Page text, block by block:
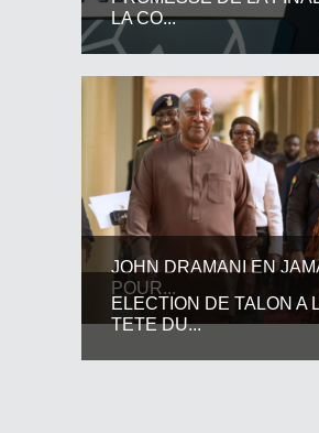
LA CO...
JOHN DRAMANI EN
POUR...
ELECTION DE TALON A
TETE DU...